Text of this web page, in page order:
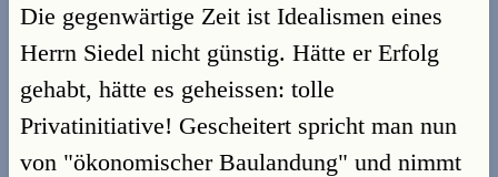
Die gegenwärtige Zeit ist Idealismen eines
Herrn Siedel nicht günstig. Hätte er Erfolg
gehabt, hätte es geheissen: tolle
Privatinitiative! Gescheitert spricht man nun
von "ökonomischer Baulandung" und nimmt